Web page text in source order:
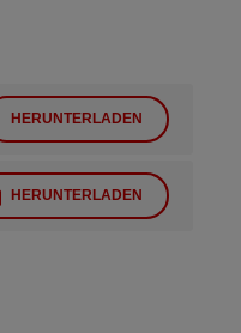
HERUNTERLADEN
HERUNTERLADEN